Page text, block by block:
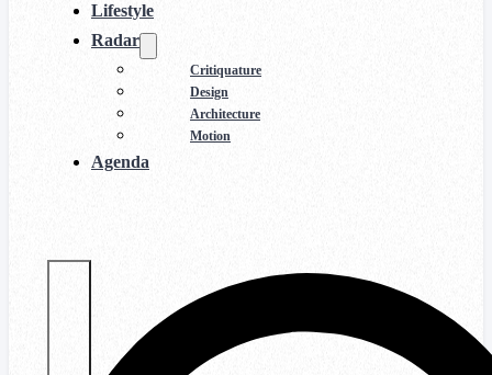
Lifestyle
Radar
Critiquature
Design
Architecture
Motion
Agenda